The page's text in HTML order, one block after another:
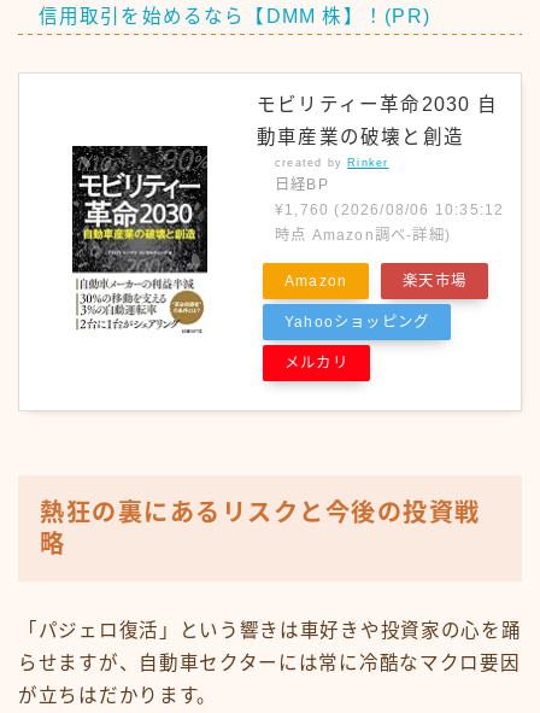
信用取引を始めるなら【DMM 株】！(PR)
モビリティー革命2030 自
動車産業の破壊と創造
created by Rinker
日経BP
¥1,760 (2026/08/06 10:35:12
時点 Amazon調べ-詳細)
Amazon 楽天市場
Yahooショッピング
メルカリ
熱狂の裏にあるリスクと今後の投資戦
略
「パジェロ復活」という響きは車好きや投資家の心を踊
らせますが、自動車セクターには常に冷酷なマクロ要因
が立ちはだかります。